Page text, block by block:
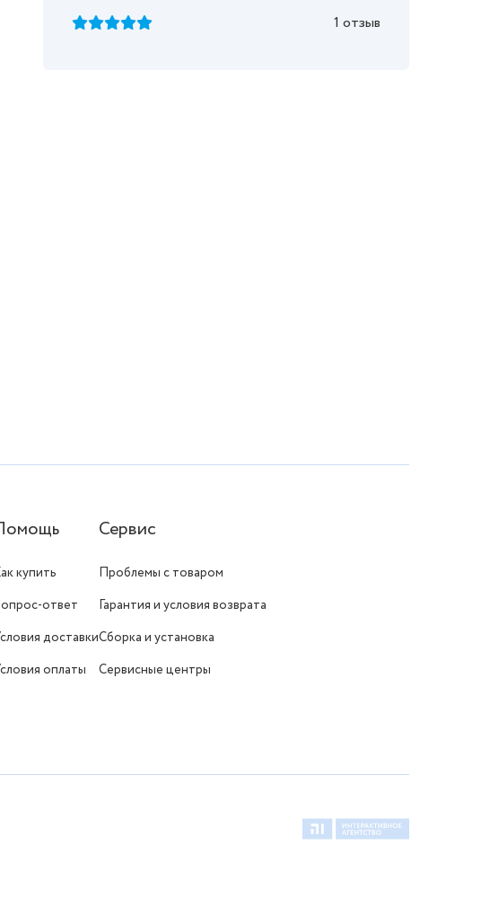
1 отзыв
купить
ответ
доставки
оплаты
Сервис
Проблемы с товаром
Гарантия и условия возврата
Сборка и установка
Сервисные центры